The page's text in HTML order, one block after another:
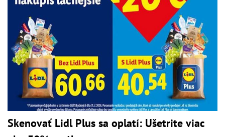
Skenovať Lidl Plus sa oplatí: Ušetrite viac